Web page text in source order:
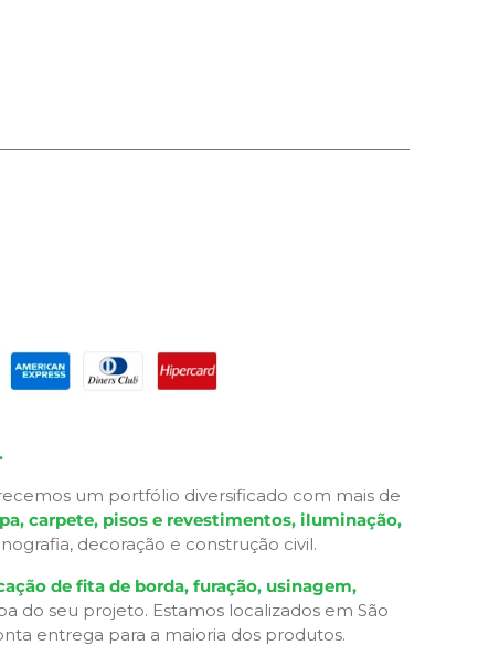
um portfólio diversificado com mais de
carpete, pisos e revestimentos, iluminação,
decoração e construção civil.
de fita de borda, furação, usinagem,
do seu projeto. Estamos localizados em São
entrega para a maioria dos produtos.